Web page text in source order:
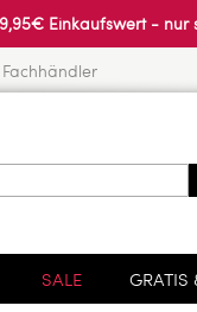
Einkaufswert -
SALE GRATIS